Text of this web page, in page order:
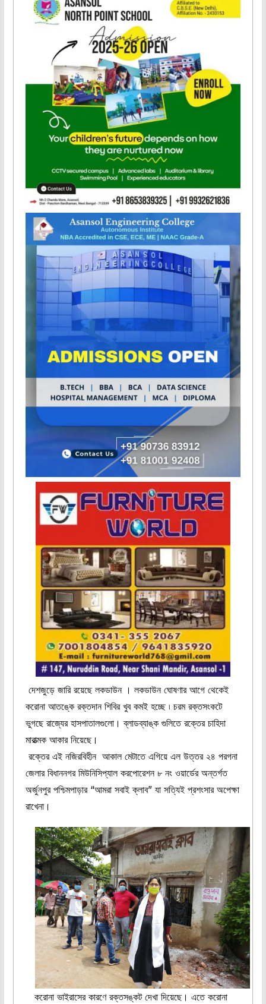
দেশজুড়ে জারি রয়েছে লকডাউন । লকডাউন ঘোষণার আগে থেকেই
করোনা আতঙ্কে রক্তদান শিবির খুব কমই হচ্ছে ৷ চরম রক্তসংকটে
ভুগছে রাজ্যের হাসপাতালগুলো। ব্লাডব্যাঙ্ক গুলিতে রক্তের চাহিদা
মারাত্মক আকার নিয়েছে।
রক্তের এই নজিরবিহীন আকাল মেটাতে এগিয়ে এল উত্তর ২৪ পরগনা
জেলার বিধাননগর মিউনিসিপ্যাল করপোরেশন ৮ নং ওয়ার্ডের অন্তর্গত
অর্জুনপুর পশ্চিমপাড়ার “আমরা সবাই ক্লাব” যা সত্যিই প্রশংসার অপেক্ষা
রাখেনা।
করোনা ভাইরাসের কারণে রক্তসঙ্কট দেখা দিয়েছে। এতে করোনা